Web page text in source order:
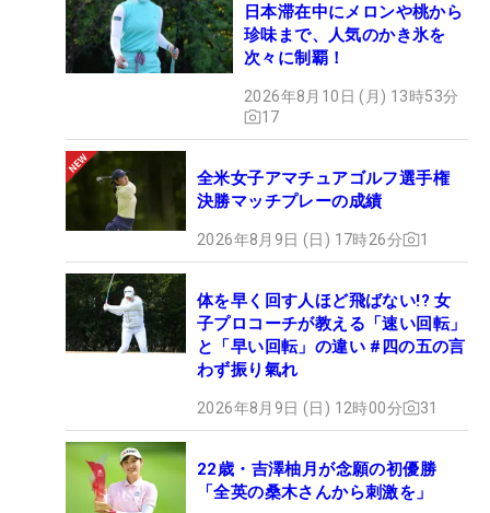
日本滞在中にメロンや桃から
珍味まで、人気のかき氷を
次々に制覇！
2026年8月10日 (月) 13時53分
17
全米女子アマチュアゴルフ選手権
決勝マッチプレーの成績
2026年8月9日 (日) 17時26分 1
体を早く回す人ほど飛ばない!? 女
子プロコーチが教える「速い回転」
と「早い回転」の違い #四の五の言
わず振り氣れ
2026年8月9日 (日) 12時00分 31
22歳・吉澤柚月が念願の初優勝
「全英の桑木さんから刺激を」